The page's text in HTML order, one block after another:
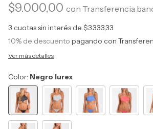
$9.000,00 con Transferencia
3 cuotas sin interés de $3.333,33
10% de descuento pagando con
Ver más detalles
Color: Negro lurex